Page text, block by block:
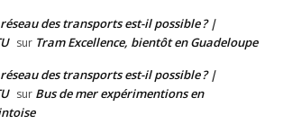
des transports est-il possible ? |
sur Tram Excellence, bientôt en Guadeloupe
des transports est-il possible ? |
sur Bus de mer expérimentions en